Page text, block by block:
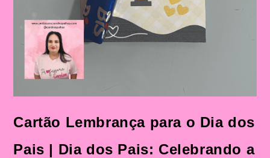
Cartão Lembrança para o Dia dos
Pais | Dia dos Pais: Celebrando a